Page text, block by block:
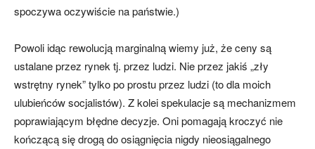
spoczywa oczywiście na państwie.)
Powoli idąc rewolucją marginalną wiemy już, że ceny są
ustalane przez rynek tj. przez ludzi. Nie przez jakiś „zły
wstrętny rynek” tylko po prostu przez ludzi (to dla moich
ulubieńców socjalistów). Z kolei spekulacje są mechanizmem
poprawiającym błędne decyzje. Oni pomagają kroczyć nie
kończącą się drogą do osiągnięcia nigdy nieosiągalnego